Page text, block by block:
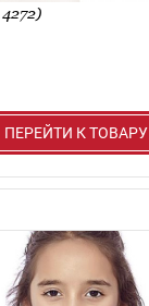
ПЕРЕЙТИ К ТОВАРУ